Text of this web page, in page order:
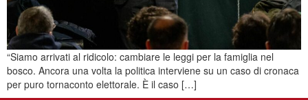
“Siamo arrivati al ridicolo: cambiare le leggi per la famiglia nel
bosco. Ancora una volta la politica interviene su un caso di cronaca
per puro tornaconto elettorale. È il caso […]